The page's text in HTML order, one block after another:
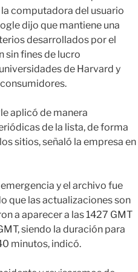
computadora del usuario
dijo que mantiene una
desarrollados por el
sin fines de lucro
de Harvard y
aplicó de manera
de la lista, de forma
sitios, señaló la empresa en
y el archivo fue
que las actualizaciones son
a aparecer a las 1427 GMT
siendo la duración para
minutos, indicó.